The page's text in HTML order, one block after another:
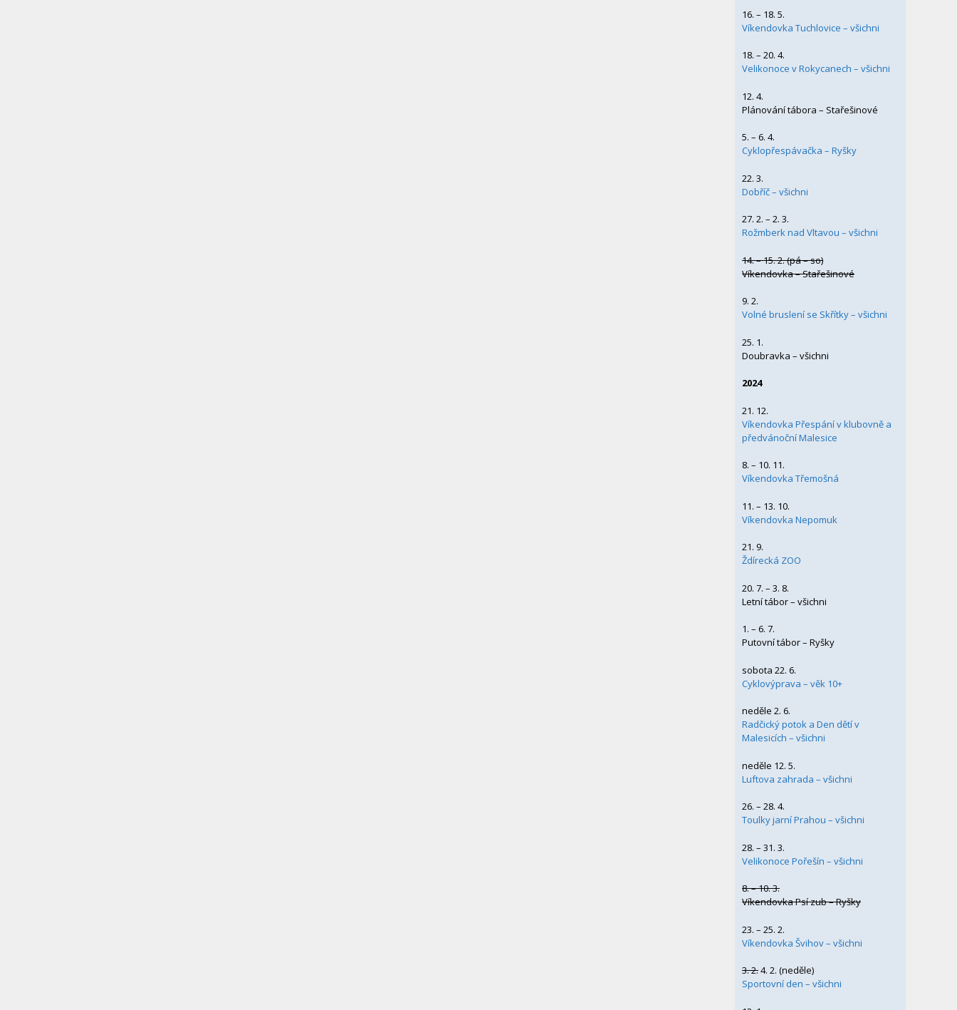
16. – 18. 5.
Víkendovka Tuchlovice – všichni
18. – 20. 4.
Velikonoce v Rokycanech – všichni
12. 4.
Plánování tábora – Stařešinové
5. – 6. 4.
Cyklopřespávačka – Ryšky
22. 3.
Dobříč – všichni
27. 2. – 2. 3.
Rožmberk nad Vltavou – všichni
14. – 15. 2. (pá – so)
Víkendovka – Stařešinové
9. 2.
Volné bruslení se Skřítky – všichni
25. 1.
Doubravka – všichni
2024
21. 12.
Víkendovka Přespání v klubovně a
předvánoční Malesice
8. – 10. 11.
Víkendovka Třemošná
11. – 13. 10.
Víkendovka Nepomuk
21. 9.
Ždírecká ZOO
20. 7. – 3. 8.
Letní tábor – všichni
1. – 6. 7.
Putovní tábor – Ryšky
sobota 22. 6.
Cyklovýprava – věk 10+
neděle 2. 6.
Radčický potok a Den dětí v
Malesicích – všichni
neděle 12. 5.
Luftova zahrada – všichni
26. – 28. 4.
Toulky jarní Prahou – všichni
28. – 31. 3.
Velikonoce Pořešín – všichni
8. – 10. 3.
Víkendovka Psí zub – Ryšky
23. – 25. 2.
Víkendovka Švihov – všichni
3. 2.4. 2. (neděle)
Sportovní den – všichni